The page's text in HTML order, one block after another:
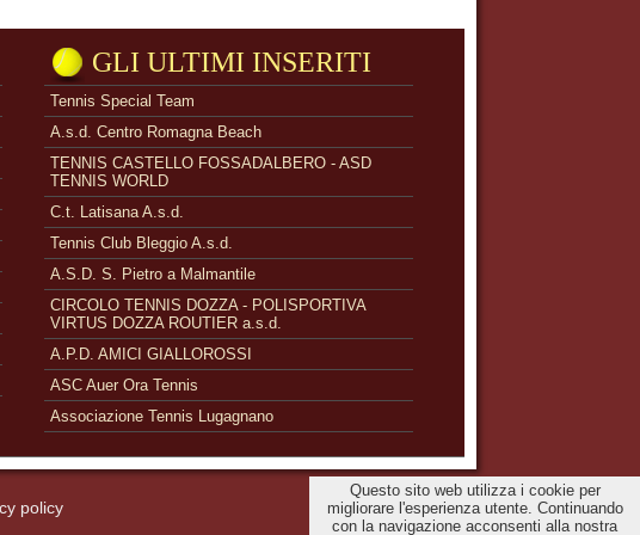
GLI ULTIMI INSERITI
Tennis Special Team
A.s.d. Centro Romagna Beach
TENNIS CASTELLO FOSSADALBERO - ASD
TENNIS WORLD
C.t. Latisana A.s.d.
Tennis Club Bleggio A.s.d.
A.S.D. S. Pietro a Malmantile
CIRCOLO TENNIS DOZZA - POLISPORTIVA
VIRTUS DOZZA ROUTIER a.s.d.
A.P.D. AMICI GIALLOROSSI
ASC Auer Ora Tennis
Associazione Tennis Lugagnano
policy
Questo sito web utilizza i cookie per
migliorare l'esperienza utente. Continuando
con la navigazione acconsenti alla nostra